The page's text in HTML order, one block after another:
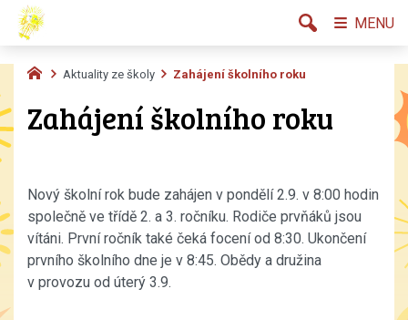
Aktuality ze školy Zahájení školního roku
Zahájení školního roku
Nový školní rok bude zahájen v pondělí 2.9. v 8:00 hodin
společně ve třídě 2. a 3. ročníku. Rodiče prvňáků jsou
vítáni. První ročník také čeká focení od 8:30. Ukončení
prvního školního dne je v 8:45. Obědy a družina
v provozu od úterý 3.9.
MENU